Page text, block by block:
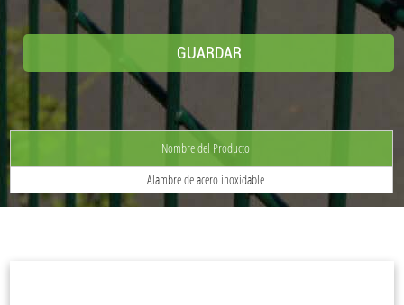
Nombre del Producto
Alambre de acero inoxidable